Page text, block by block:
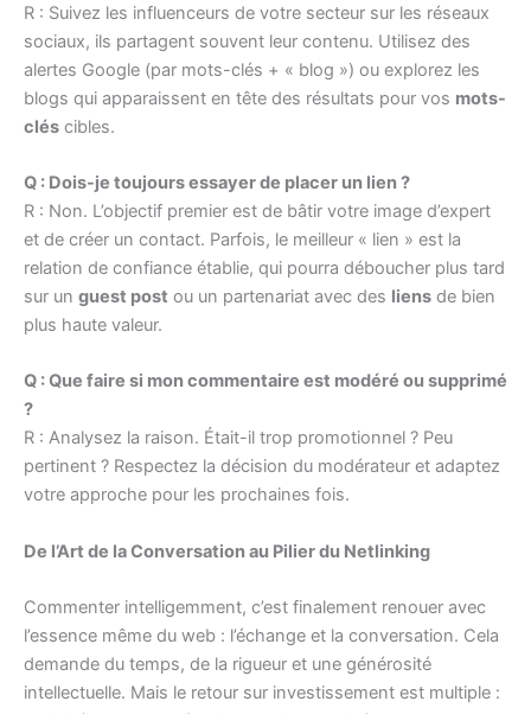
R : Suivez les influenceurs de votre secteur sur les réseaux
sociaux, ils partagent souvent leur contenu. Utilisez des
alertes Google (par mots-clés + « blog ») ou explorez les
blogs qui apparaissent en tête des résultats pour vos mots-
clés cibles.
Q : Dois-je toujours essayer de placer un lien ?
R : Non. L’objectif premier est de bâtir votre image d’expert
et de créer un contact. Parfois, le meilleur « lien » est la
relation de confiance établie, qui pourra déboucher plus tard
sur un guest post ou un partenariat avec des liens de bien
plus haute valeur.
Q : Que faire si mon commentaire est modéré ou supprimé
?
R : Analysez la raison. Était-il trop promotionnel ? Peu
pertinent ? Respectez la décision du modérateur et adaptez
votre approche pour les prochaines fois.
De l’Art de la Conversation au Pilier du Netlinking
Commenter intelligemment, c’est finalement renouer avec
l’essence même du web : l’échange et la conversation. Cela
demande du temps, de la rigueur et une générosité
intellectuelle. Mais le retour sur investissement est multiple :